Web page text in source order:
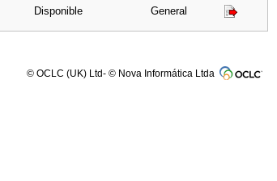
Disponible General
© OCLC (UK) Ltd- © Nova Informática Ltda